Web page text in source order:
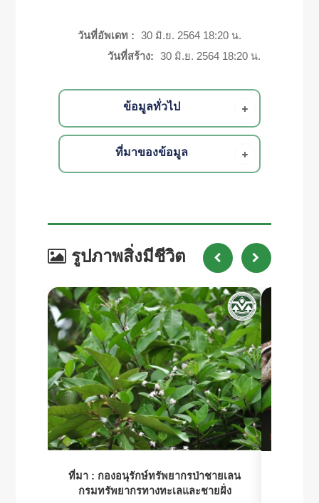
วันที่อัพเดท :
30 มิ.ย. 2564 18:20 น.
วันที่สร้าง:
30 มิ.ย. 2564 18:20 น.
ข้อมูลทั่วไป
ที่มาของข้อมูล
รูปภาพสิ่งมีชีวิต
ที่มา : กองอนุรักษ์ทรัพยากรป่าชายเลน
กรมทรัพยากรทางทะเลและชายฝั่ง